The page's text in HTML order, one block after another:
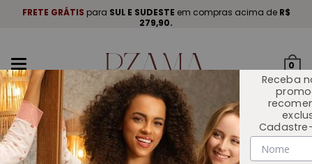
FRETE GRÁTIS para SUL E SUDESTE em compras acima de R$
279,90.
navegação
0
INÍCIO OUTLET 🏷️
Receba